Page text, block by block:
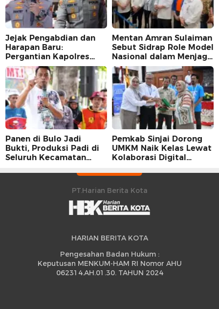
Jejak Pengabdian dan
Harapan Baru:
Pergantian Kapolres
Sidrap dalam Perspektif
Karier Dua Perwira
Mentan Amran Sulaiman
Sebut Sidrap Role Model
Nasional dalam Menjaga
Stabilitas Harga Telur
Panen di Bulo Jadi
Bukti, Produksi Padi di
Seluruh Kecamatan
Peningkatan
Pemkab Sinjai Dorong
UMKM Naik Kelas Lewat
Kolaborasi Digital
PT.Harian Berita Kota
HARIAN BERITA KOTA
Pengesahan Badan Hukum :
Keputusan MENKUM-HAM RI Nomor AHU
062314.AH.01.30. TAHUN 2024